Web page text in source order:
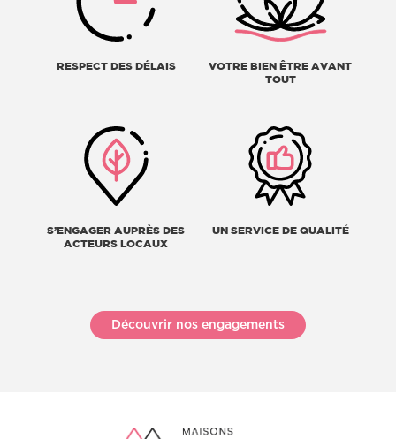
RESPECT DES DÉLAIS
VOTRE BIEN ÊTRE AVANT
TOUT
S’ENGAGER AUPRÈS DES
ACTEURS LOCAUX
UN SERVICE DE QUALITÉ
Découvrir nos engagements